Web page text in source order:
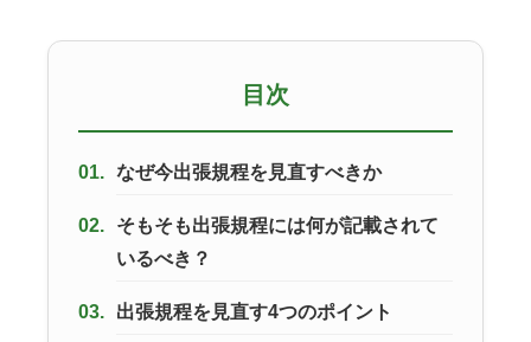
目次
01. なぜ今出張規程を見直すべきか
02.
そもそも出張規程には何が記載されて
いるべき？
03. 出張規程を見直す4つのポイント